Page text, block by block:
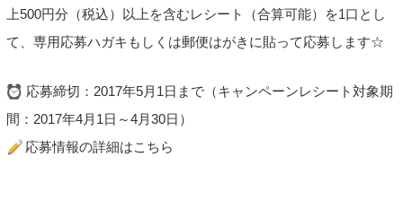
上500円分（税込）以上を含むレシート（合算可能）を1口とし
て、専用応募ハガキもしくは郵便はがきに貼って応募します☆
応募締切：2017年5月1日まで（キャンペーンレシート対象期
間：2017年4月1日～4月30日）
応募情報の詳細はこちら